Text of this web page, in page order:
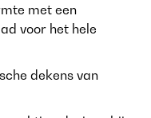
met een
voor het hele
dekens van